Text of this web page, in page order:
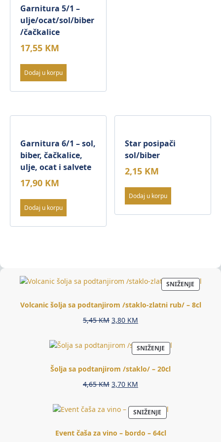
Garnitura 5/1 –
ulje/ocat/sol/biber
/čačkalice
17,55 KM
Dodaj u korpu
Garnitura 6/1 – sol,
biber, čačkalice,
ulje, ocat i salvete
17,90 KM
Dodaj u korpu
Star posipači
sol/biber
2,15 KM
Dodaj u korpu
SNIŽENJE
NA
AKCIJI
Volcanic šolja sa podtanjirom /staklo-zlatni rub/ – 8cl
5,45KM Original
was:
5,45 KM.
3,80 KM
is:
3,80 KM.
SNIŽENJEPROIZVOD
NA
AKCIJI
Šolja sa podtanjirom /staklo/ – 20cl
4,65KM Original
was:
4,65 KM.
3,70 KM
is:
3,70 KM.
SNIŽENJEPROIZVOD
NA
AKCIJI
Event čaša za vino – bordo – 64cl